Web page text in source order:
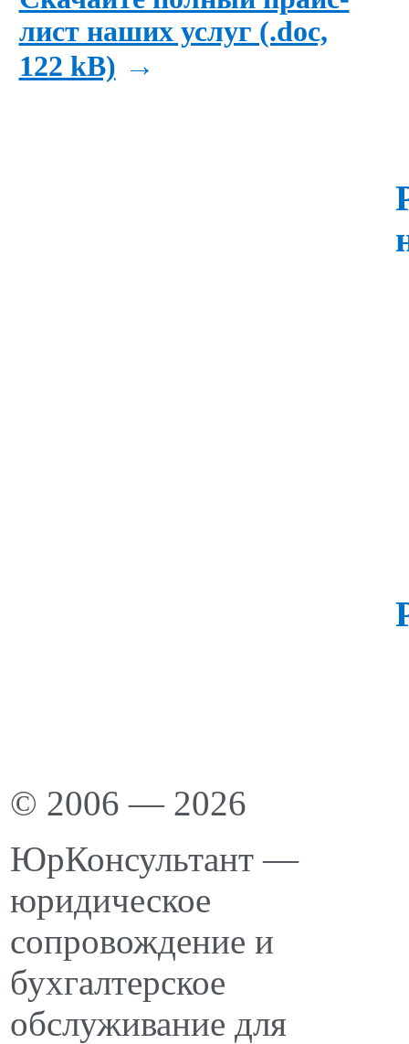
лист наших услуг (.doc,
122 kB) →
© 2006 — 2026
ЮрКонсультант —
юридическое
сопровождение и
бухгалтерское
обслуживание для